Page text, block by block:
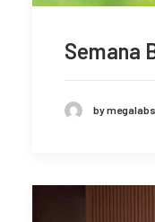
Semana
by